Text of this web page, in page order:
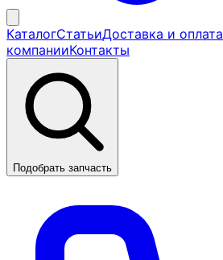
КаталогСтатьиДоставка и оплата
компанииКонтакты
Подобрать запчасть